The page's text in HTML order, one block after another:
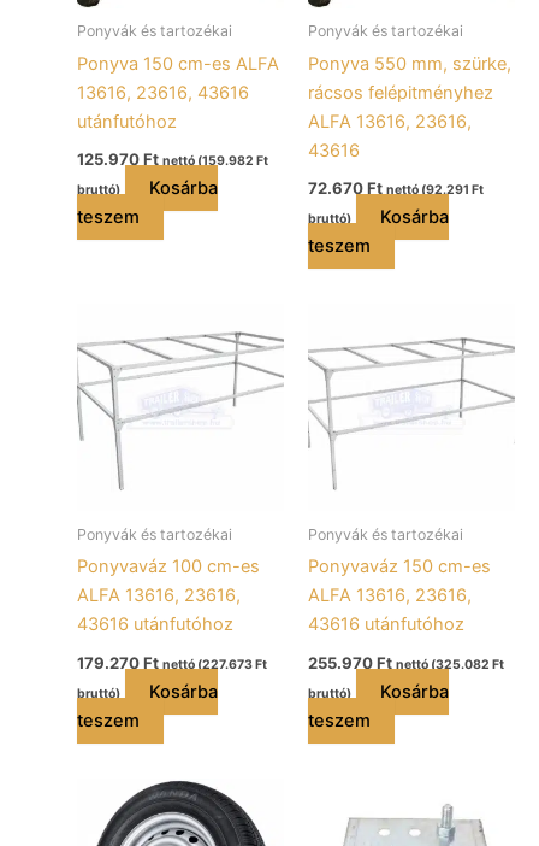
Ponyvák és tartozékai
Ponyva 150 cm-es ALFA
13616, 23616, 43616
utánfutóhoz
125.970Ft nettó (159.982 Ft
bruttó)
Kosárba
teszem
Ponyvák és tartozékai
Ponyva 550 mm, szürke,
rácsos felépitményhez
ALFA 13616, 23616,
43616
72.670Ft nettó (92.291 Ft
bruttó)
Kosárba
teszem
Ponyvák és tartozékai
Ponyvaváz 100 cm-es
ALFA 13616, 23616,
43616 utánfutóhoz
179.270Ft nettó (227.673Ft
bruttó)
Kosárba
teszem
Ponyvák és tartozékai
Ponyvaváz 150 cm-es
ALFA 13616, 23616,
43616 utánfutóhoz
255.970Ft nettó (325.082 Ft
bruttó)
Kosárba
teszem